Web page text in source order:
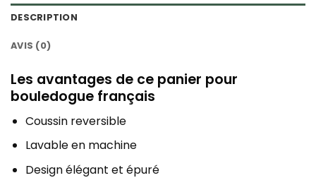
DESCRIPTION
AVIS (0)
Les avantages de ce panier pour
bouledogue français
Coussin reversible
Lavable en machine
Design élégant et épuré